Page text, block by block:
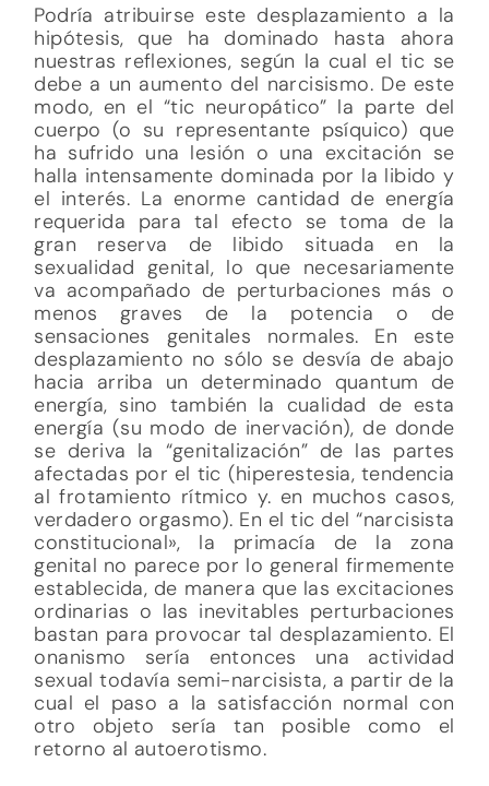
Podría atribuirse este desplazamiento a la
hipótesis, que ha dominado hasta ahora
nuestras reflexiones, según la cual el tic se
debe a un aumento del narcisismo. De este
modo, en el “tic neuropático” la parte del
cuerpo (o su representante psíquico) que
ha sufrido una lesión o una excitación se
halla intensamente dominada por la libido y
el interés. La enorme cantidad de energía
requerida para tal efecto se toma de la
gran reserva de libido situada en la
sexualidad genital, lo que necesariamente
va acompañado de perturbaciones más o
menos graves de la potencia o de
sensaciones genitales normales. En este
desplazamiento no sólo se desvía de abajo
hacia arriba un determinado quantum de
energía, sino también la cualidad de esta
energía (su modo de inervación), de donde
se deriva la “genitalización” de las partes
afectadas por el tic (hiperestesia, tendencia
al frotamiento rítmico y. en muchos casos,
verdadero orgasmo). En el tic del “narcisista
constitucional», la primacía de la zona
genital no parece por lo general firmemente
establecida, de manera que las excitaciones
ordinarias o las inevitables perturbaciones
bastan para provocar tal desplazamiento. El
onanismo sería entonces una actividad
sexual todavía semi-narcisista, a partir de la
cual el paso a la satisfacción normal con
otro objeto sería tan posible como el
retorno al autoerotismo.